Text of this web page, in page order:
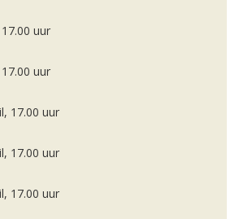
uur
uur
17.00 uur
17.00 uur
17.00 uur